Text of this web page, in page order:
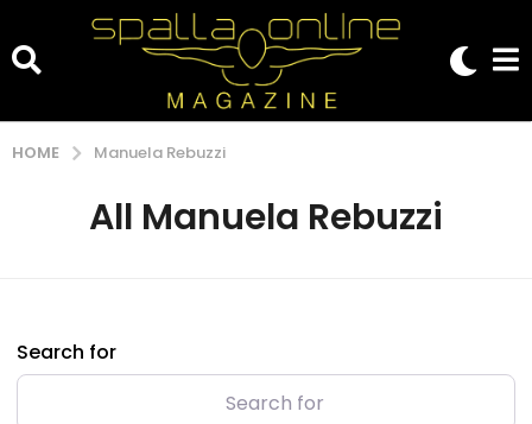
HOME Manuela Rebuzzi
All Manuela Rebuzzi
Search for